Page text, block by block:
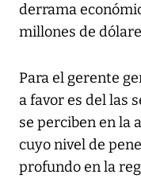
derrama
millones de
Para el gerente
a favor es del las
se perciben en la
cuyo nivel de
profundo en la